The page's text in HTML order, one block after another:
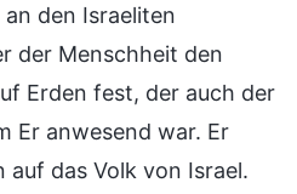
den Israeliten
der Menschheit den
Erden fest, der auch der
Er anwesend war. Er
auf das Volk von Israel.